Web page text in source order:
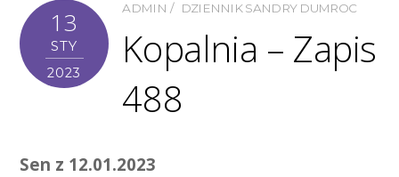
13
STY
2023
ADMIN DZIENNIK SANDRY DUMROC
Kopalnia – Zapis
488
Sen z 12.01.2023